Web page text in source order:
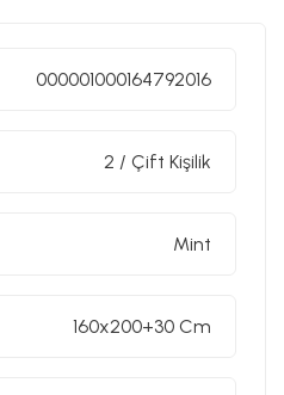
000001000164792016
2 / Çift Kişilik
Mint
160x200+30 Cm